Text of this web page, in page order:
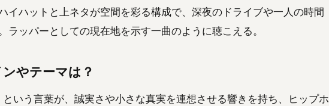
イハットと上ネタが空間を彩る構成で、深夜のドライブや一人の時間
ラッパーとしての現在地を示す一曲のように聴こえる。
やテーマは？
という言葉が、誠実さや小さな真実を連想させる響きを持ち、ヒップホ